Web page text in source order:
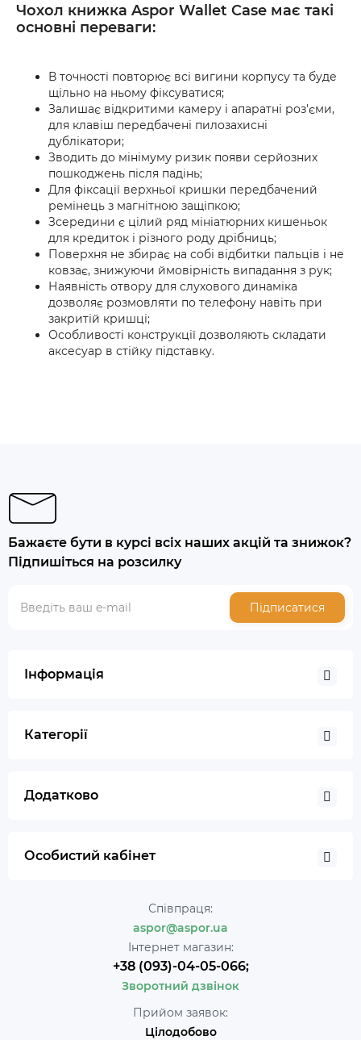
Чохол книжка Aspor Wallet Case має такі
основні переваги:
В точності повторює всі вигини корпусу та буде
щільно на ньому фіксуватися;
Залишає відкритими камеру і апаратні роз'єми,
для клавіш передбачені пилозахисні
дублікатори;
Зводить до мінімуму ризик появи серйозних
пошкоджень після падінь;
Для фіксації верхньої кришки передбачений
ремінець з магнітною защіпкою;
Зсередини є цілий ряд мініатюрних кишеньок
для кредиток і різного роду дрібниць;
Поверхня не збирає на собі відбитки пальців і не
ковзає, знижуючи ймовірність випадання з рук;
Наявність отвору для слухового динаміка
дозволяє розмовляти по телефону навіть при
закритій кришці;
Особливості конструкції дозволяють складати
аксесуар в стійку підставку.
Бажаєте бути в курсі всіх наших акцій та знижок?
Підпишіться на розсилку
Підписатися
Інформація
Категорії
Додатково
Особистий кабінет
Співпраця:
aspor@aspor.ua
Інтернет магазин:
+38 (093)-04-05-066;
Зворотний дзвінок
Прийом заявок:
Цілодобово